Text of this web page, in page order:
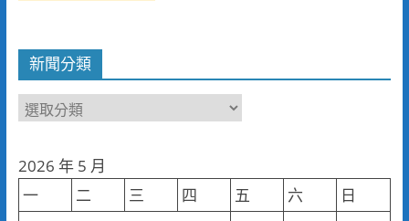
新聞分類
新
類
2026 年 5 月
一
二 三 四 五 六
日